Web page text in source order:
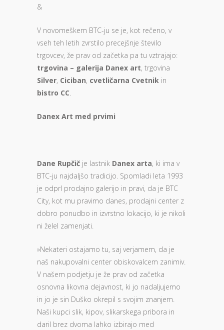
&
V novomeškem BTC-ju se je, kot rečeno, v
vseh teh letih zvrstilo precejšnje število
trgovcev, že prav od začetka pa tu vztrajajo:
trgovina – galerija Danex art, trgovina
Silver, Ciciban, cvetličarna Cvetnik in
bistro CC.
Danex Art med prvimi
Dane Rupčič je lastnik Danex arta, ki ima v
BTC-ju najdaljšo tradicijo. Spomladi leta 1993
je odprl prodajno galerijo in pravi, da je BTC
City, kot mu pravimo danes, prodajni center z
dobro ponudbo in izvrstno lokacijo, ki je nikoli
ni želel zamenjati.
»Nekateri ostajamo tu, saj verjamem, da je
naš nakupovalni center obiskovalcem zanimiv.
V našem podjetju je že prav od začetka
osnovna likovna dejavnost, ki jo nadaljujemo
in jo je sin Duško okrepil s svojim znanjem.
Naši kupci slik, kipov, slikarskega pribora in
daril brez dvoma lahko izbirajo med